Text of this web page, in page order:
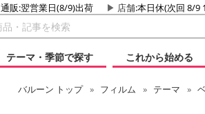
通販:翌営業日(8/9)出荷 店舗:本日休(次回 8/9
テーマ・季節で探す
これから始める
バルーン トップ フィルム テーマ